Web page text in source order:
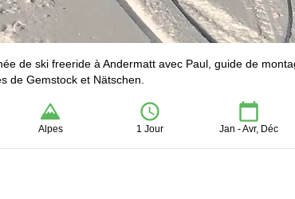
de ski freeride à Andermatt avec Paul, guide de
de Gemstock et Nätschen.
Alpes 1 Jour Jan - Avr, Déc